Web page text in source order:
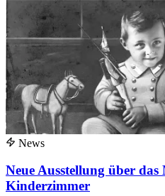
News
Neue Ausstellung über
Kinderzimmer